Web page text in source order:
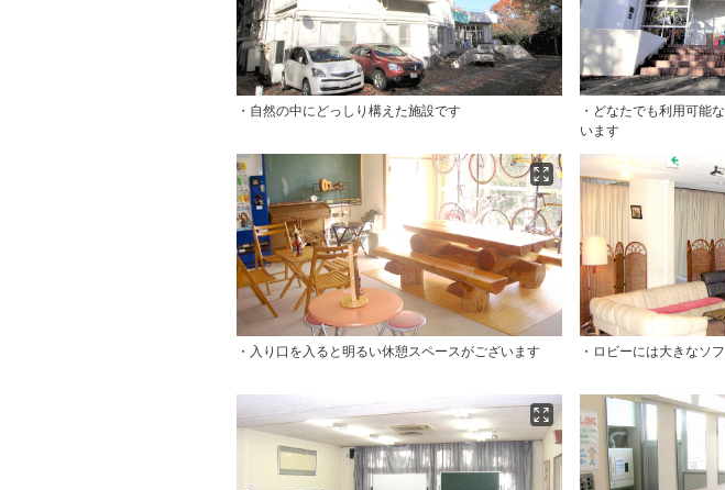
・自然の中にどっしり構えた施設です
・どなたでも利用可能
います
・入り口を入ると明るい休憩スペースがございます ・ロビーには大きなソ